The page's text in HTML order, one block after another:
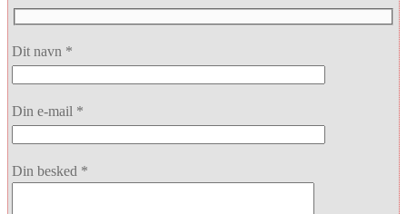
Dit navn *
Din e-mail *
Din besked *